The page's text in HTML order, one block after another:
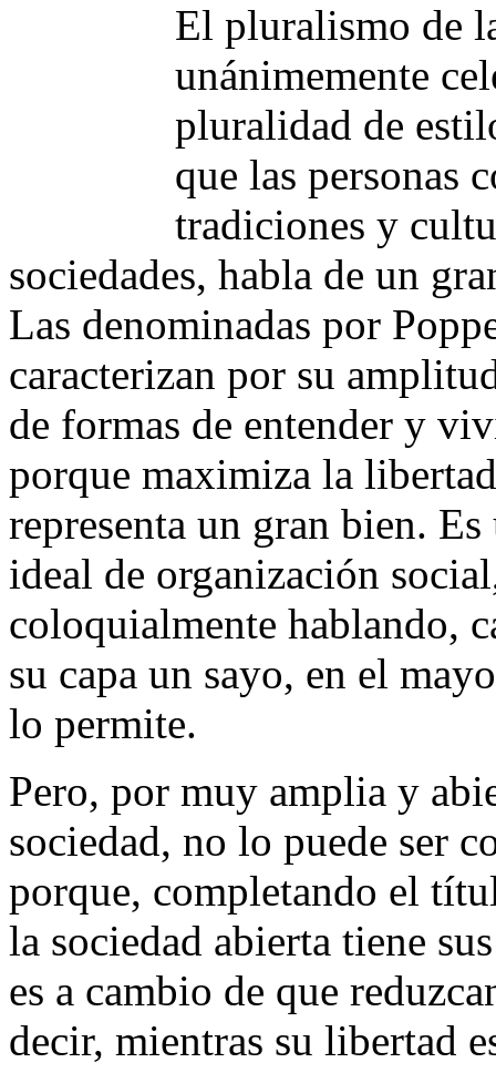
El pluralismo de
unánimemente
pluralidad de
que las personas
tradiciones y
sociedades, habla de un
Las denominadas por
caracterizan por su
de formas de entender y
porque maximiza la
representa un gran bien.
ideal de organización
coloquialmente hablando,
su capa un sayo, en el
lo permite.
Pero, por muy amplia y
sociedad, no lo puede ser
porque, completando el
la sociedad abierta tiene
es a cambio de que
decir, mientras su libertad